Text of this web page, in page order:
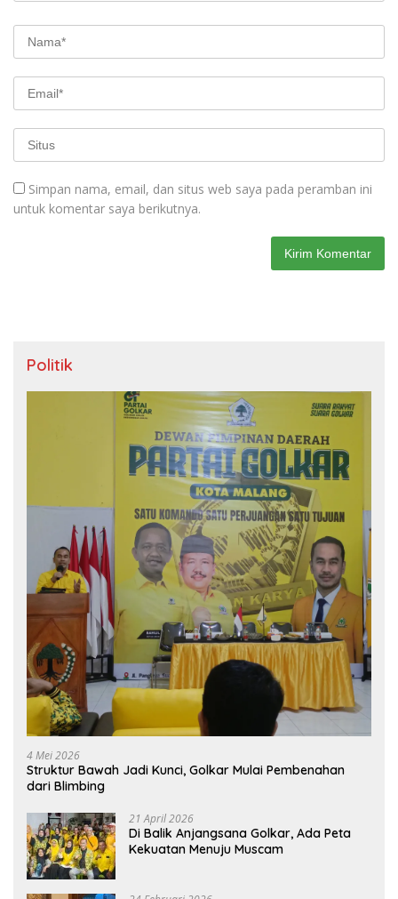
Simpan nama, email, dan situs web saya pada peramban ini
untuk komentar saya berikutnya.
Politik
4 Mei 2026
Struktur Bawah Jadi Kunci, Golkar Mulai Pembenahan
dari Blimbing
21 April 2026
Di Balik Anjangsana Golkar, Ada Peta
Kekuatan Menuju Muscam